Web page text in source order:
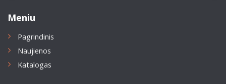
Meniu
Pagrindinis
Naujienos
Katalogas